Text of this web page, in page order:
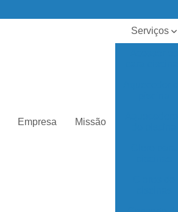
Empresa Missão
Serviços